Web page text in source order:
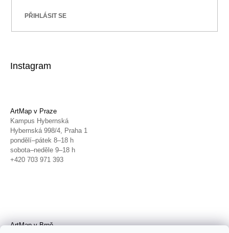
PŘIHLÁSIT SE
Instagram
ArtMap v Praze
Kampus Hybernská
Hybernská 998/4, Praha 1
pondělí–pátek 8–18 h
sobota–neděle 9–18 h
+420 703 971 393
ArtMap v Brně